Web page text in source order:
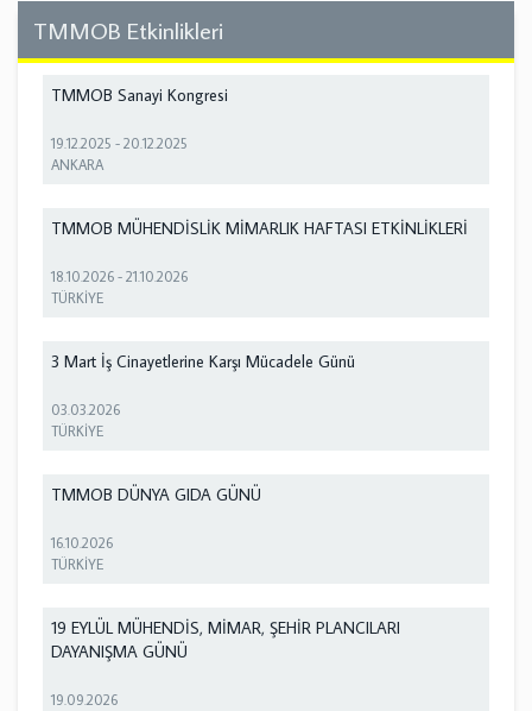
TMMOB Etkinlikleri
TMMOB Sanayi Kongresi
19.12.2025 -20.12.2025
ANKARA
TMMOB MÜHENDİSLİK MİMARLIK HAFTASI ETKİNLİKLERİ
18.10.2026 -21.10.2026
TÜRKİYE
3 Mart İş Cinayetlerine Karşı Mücadele Günü
03.03.2026
TÜRKİYE
TMMOB DÜNYA GIDA GÜNÜ
16.10.2026
TÜRKİYE
19 EYLÜL MÜHENDİS, MİMAR, ŞEHİR PLANCILARI
DAYANIŞMA GÜNÜ
19.09.2026